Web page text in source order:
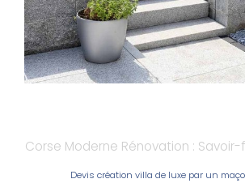
Corse Moderne Rénovation :
Devis création villa de luxe par un